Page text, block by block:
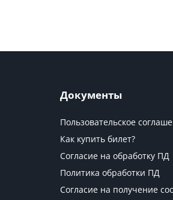
Документы
Пользовательское
Как купить билет?
Согласие на обработку ПД
Политика обработки ПД
Согласие на получение